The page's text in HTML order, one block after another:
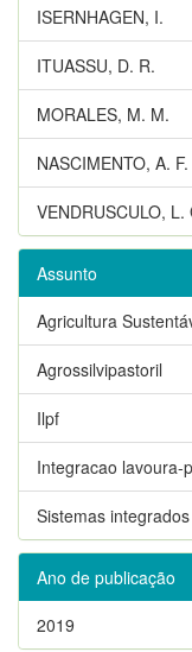
ISERNHAGEN, I.
ITUASSU, D. R.
MORALES, M. M.
NASCIMENTO, A.
VENDRUSCULO, L.
Assunto
Agricultura
Agrossilvipastoril
Ilpf
Integracao lavoura-
Sistemas integrados
Ano de publicação
2019